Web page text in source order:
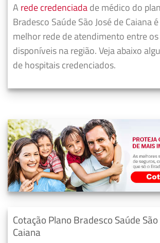
A rede credenciadade médico do
Bradesco Saúde São José de Caiana
melhor rede de atendimento entre
disponíveis na região. Veja abaixo
de hospitais credenciados.
Cotação Plano Bradesco Saúde São
Caiana